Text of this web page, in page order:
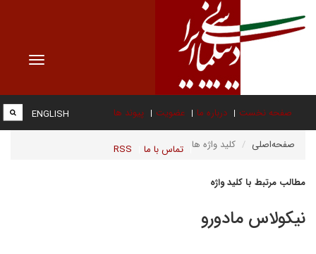
Toggle
صفحه نخست درباره ما عضویت پیوند ها
تماس با ما RSS
ENGLISH
صفحه‌اصلی کلید واژه ها
مطالب مرتبط با کلید واژه
نیکولاس مادورو